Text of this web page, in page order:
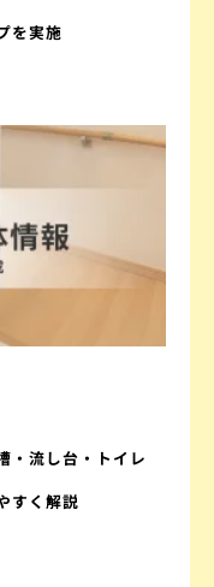
を実施
・流し台・トイレ
すく解説